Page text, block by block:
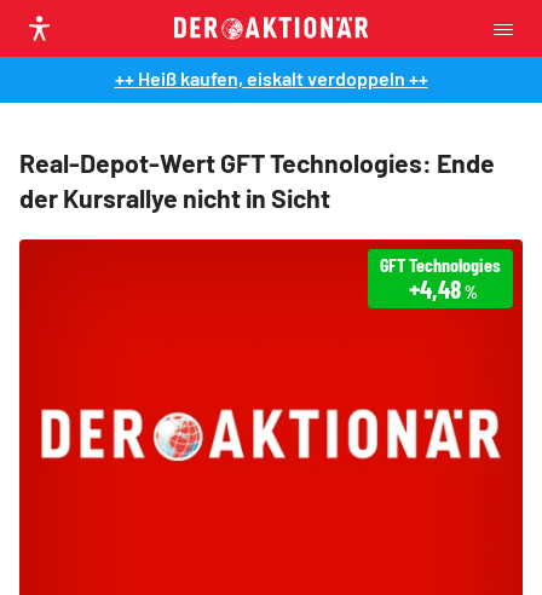
++ Heiß kaufen, eiskalt verdoppeln ++
Real-Depot-Wert GFT Technologies: Ende
der Kursrallye nicht in Sicht
GFT Technologies
+4,48 %